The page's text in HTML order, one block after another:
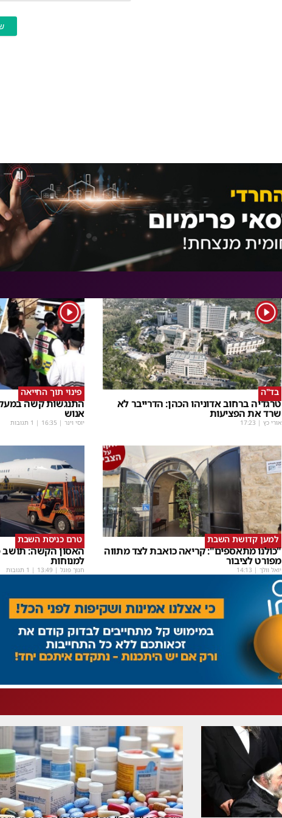
1
בד"ה
טרגדיה ברחוב אדוניהו הכהן: הדרייבר לא
שרד את הפציעות
אורי כץ |
17:23
1
פינוי תוך החייאה
התנגשות קשה
אנוש
יוסי וינר |
16:35 | 1 תגובות
למען קדושת השבת
"כולנו מתאספים": קריאה כואבת לצד מתווה
מפורט לציבור
יואל וולך |
14:13
טרם כניסת השבת
האסון הקשה: תושב
למנוחות
חנוך פוגל |
13:49 | 1 תגובות